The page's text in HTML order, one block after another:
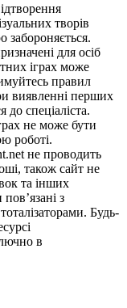
творів
забороняється.
для осіб
іграх може
правил
виявленні перших
до спеціаліста.
не може бути
роботі.
не проводить
також сайт не
та інших
з
Будь-
в